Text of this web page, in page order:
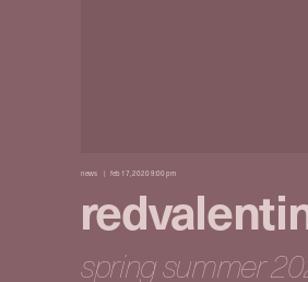
news feb 17, 2020 9:00 pm
spring summer